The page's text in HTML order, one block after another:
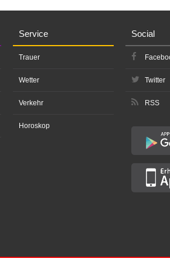
Service
Trauer
Wetter
Verkehr
Horoskop
Social
Twitter
RSS